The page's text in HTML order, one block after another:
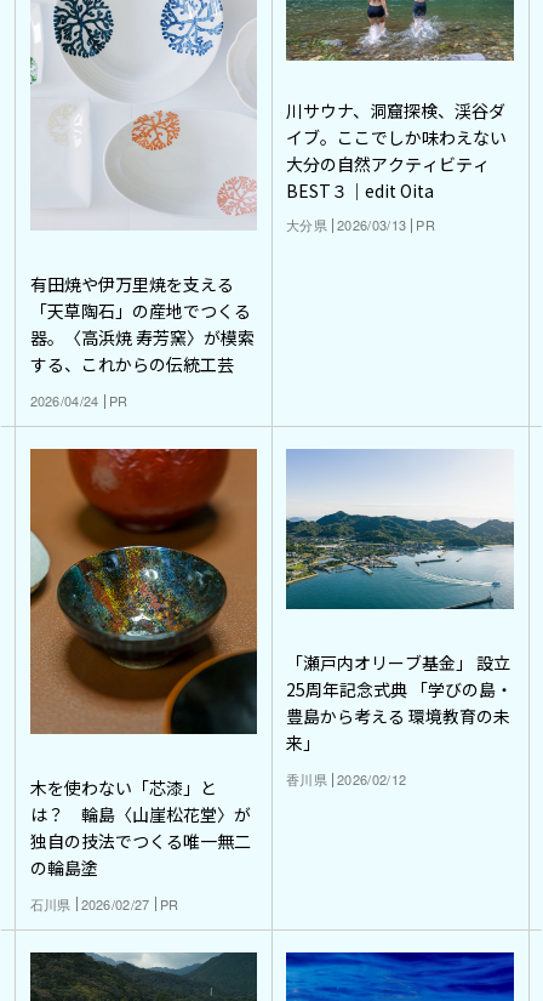
有田焼や伊万里焼を支える
「天草陶石」の産地でつくる
器。〈高浜焼 寿芳窯〉が模索
する、これからの伝統工芸
2026/04/24 PR
川サウナ、洞窟探検、渓谷ダ
イブ。ここでしか味わえない
大分の自然アクティビティ
BEST３｜edit Oita
大分県 2026/03/13 PR
木を使わない「芯漆」と
は？ 輪島〈山崖松花堂〉が
独自の技法でつくる唯一無二
の輪島塗
石川県 2026/02/27 PR
「瀬戸内オリーブ基金」 設立
25周年記念式典 「学びの島・
豊島から考える 環境教育の未
来」
香川県 2026/02/12